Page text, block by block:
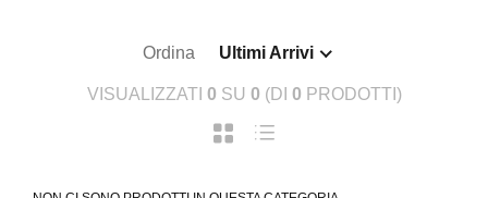
Ordina Ultimi Arrivi
VISUALIZZATI 0 SU 0 (DI 0 PRODOTTI)